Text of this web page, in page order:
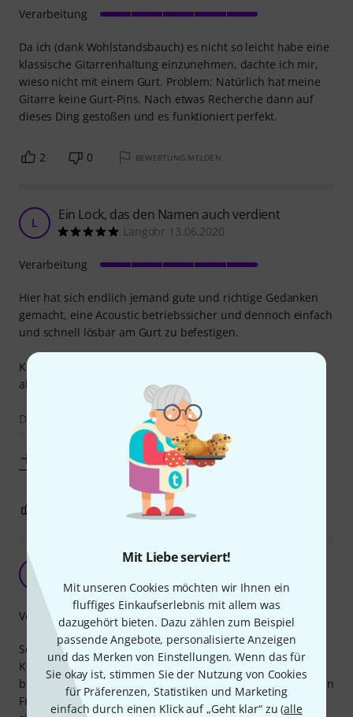
Mit Liebe serviert!
Mit unseren Cookies möchten wir Ihnen ein
fluffiges Einkaufserlebnis mit allem was
dazugehört bieten. Dazu zählen zum Beispiel
passende Angebote, personalisierte Anzeigen
und das Merken von Einstellungen. Wenn das für
Sie okay ist, stimmen Sie der Nutzung von Cookies
für Präferenzen, Statistiken und Marketing
einfach durch einen Klick auf „Geht klar“ zu (alle
Da ich (dank Wohlstandsbauch) es nicht so leicht habe eine
klassische Gitarrenhaltung einzunehmen, dachte ich mir,
wieso nicht mit einem Gurt. Problem: Natürlich hat meine
Gitarre keine Gurt-Pins. Nach etwas Recherche dann auf
dieses Ding gestoßen und es funktioniert perfekt.
Verarbeitung
2 0 BEWERTUNG MELDEN
L Ein Lock, das den Namen auch verdient
Langohr 13.06.2020
Hier hat sich endlich jemand gute und richtige Gedanken
gemacht, eine Acoustic betriebssicher und dennoch einfach
und schnell lösbar am Gurt zu befestigen.
Konstruktionsbedingt kann da auch im langen Gebrauch
absolut nichts ausleiern oder aufweiten.
Das ist eine Gurtbefestigung an der Acoustic
Klinkenbuchse, die den Namen "Befestigung" wahrlich
Verarbeitung
BEWERTUNG MELDEN
C
Caster1952 11.02.2021
Seit 24 Jahren frage ich mich wie dämlich eine
Klinkenbuchse im Endpin ist. Deswegen zusätzlich Löcher
bohren in eine Lakewood/Martin/Gibson kam für mich nie in
Frage. Also muss man damit Leben das der Gurt nicht
Verarbeitung